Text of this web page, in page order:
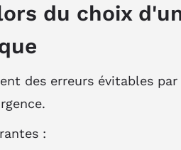
du choix
des erreurs évitables
: